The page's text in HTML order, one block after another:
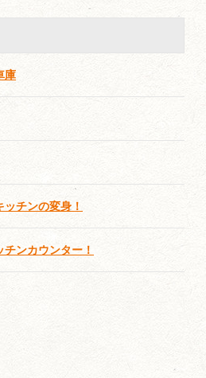
庫
チンの変身！
ンカウンター！